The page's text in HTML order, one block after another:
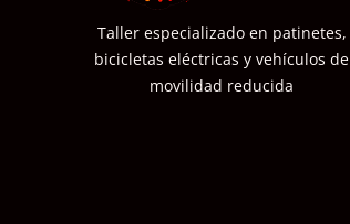
Taller especializado en patinetes,
bicicletas eléctricas y vehículos de
movilidad reducida